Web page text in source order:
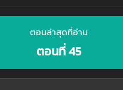
ตอนล่าสุดที่อ่าน
ตอนที่ 45